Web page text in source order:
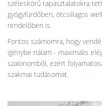
széleskörű tapasztalatokra
gyógyfürdőben, ötcsillagos
rendelőben is.
Fontos számomra, hogy
igénybe nálam - maximális
szalonomból, ezért
szakmai tudásomat.